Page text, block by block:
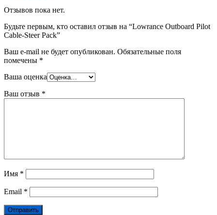
Отзывов пока нет.
Будьте первым, кто оставил отзыв на “Lowrance Outboard Pilot
Cable-Steer Pack”
Ваш e-mail не будет опубликован. Обязательные поля
помечены *
Ваша оценка
Ваш отзыв *
Имя *
Email *